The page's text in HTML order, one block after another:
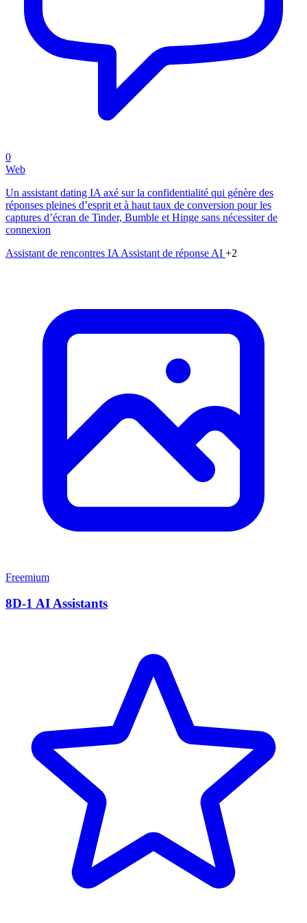
0
Web
Un assistant dating IA axé sur la confidentialité qui génère des
réponses pleines d’esprit et à haut taux de conversion pour les
captures d’écran de Tinder, Bumble et Hinge sans nécessiter de
connexion
Assistant de rencontres IA Assistant de réponse AI +2
Freemium
8D-1 AI Assistants